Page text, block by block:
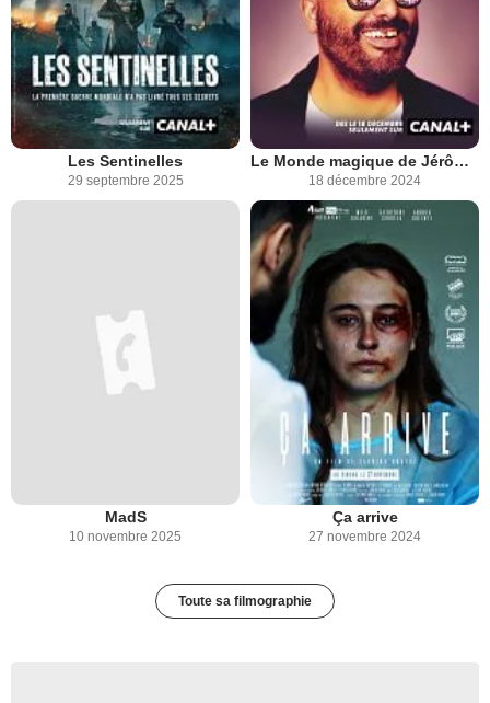
Les Sentinelles
29 septembre 2025
Le Monde magique de Jérôme Commandeur
18 décembre 2024
MadS
10 novembre 2025
Ça arrive
27 novembre 2024
Toute sa filmographie